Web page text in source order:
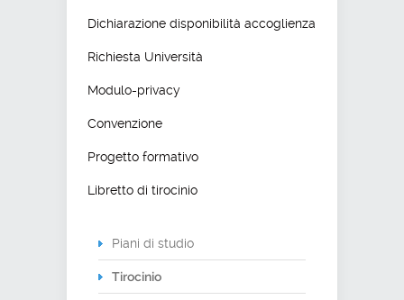
Dichiarazione disponibilità accoglienza
Richiesta Università
Modulo-privacy
Convenzione
Progetto formativo
Libretto di tirocinio
Piani di studio
Tirocinio